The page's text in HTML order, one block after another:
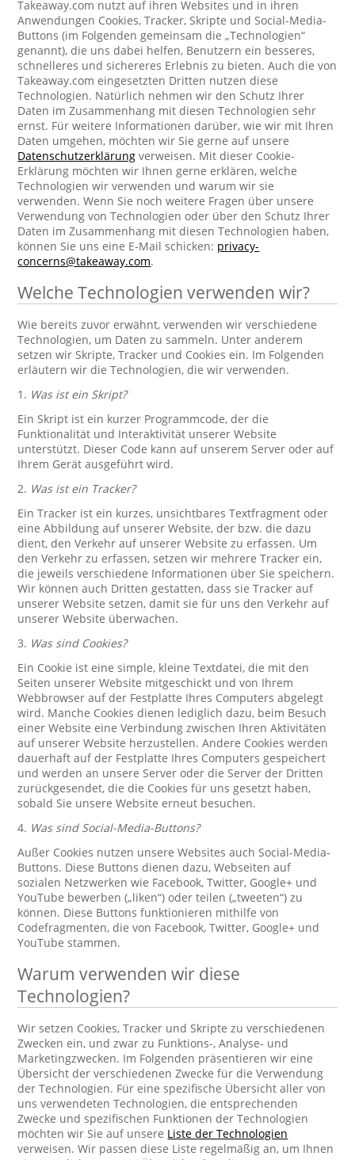
Takeaway.com nutzt auf ihren Websites und in ihren
Anwendungen Cookies, Tracker, Skripte und Social-Media-
Buttons (im Folgenden gemeinsam die „Technologien“
genannt), die uns dabei helfen, Benutzern ein besseres,
schnelleres und sichereres Erlebnis zu bieten. Auch die von
Takeaway.com eingesetzten Dritten nutzen diese
Technologien. Natürlich nehmen wir den Schutz Ihrer
Daten im Zusammenhang mit diesen Technologien sehr
ernst. Für weitere Informationen darüber, wie wir mit Ihren
Daten umgehen, möchten wir Sie gerne auf unsere
Datenschutzerklärung verweisen. Mit dieser Cookie-
Erklärung möchten wir Ihnen gerne erklären, welche
Technologien wir verwenden und warum wir sie
verwenden. Wenn Sie noch weitere Fragen über unsere
Verwendung von Technologien oder über den Schutz Ihrer
Daten im Zusammenhang mit diesen Technologien haben,
können Sie uns eine E-Mail schicken: privacy-
concerns@takeaway.com.
Welche Technologien verwenden wir?
Wie bereits zuvor erwähnt, verwenden wir verschiedene
Technologien, um Daten zu sammeln. Unter anderem
setzen wir Skripte, Tracker und Cookies ein. Im Folgenden
erläutern wir die Technologien, die wir verwenden.
1. Was ist ein Skript?
Ein Skript ist ein kurzer Programmcode, der die
Funktionalität und Interaktivität unserer Website
unterstützt. Dieser Code kann auf unserem Server oder auf
Ihrem Gerät ausgeführt wird.
2. Was ist ein Tracker?
Ein Tracker ist ein kurzes, unsichtbares Textfragment oder
eine Abbildung auf unserer Website, der bzw. die dazu
dient, den Verkehr auf unserer Website zu erfassen. Um
den Verkehr zu erfassen, setzen wir mehrere Tracker ein,
die jeweils verschiedene Informationen über Sie speichern.
Wir können auch Dritten gestatten, dass sie Tracker auf
unserer Website setzen, damit sie für uns den Verkehr auf
unserer Website überwachen.
3. Was sind Cookies?
Ein Cookie ist eine simple, kleine Textdatei, die mit den
Seiten unserer Website mitgeschickt und von Ihrem
Webbrowser auf der Festplatte Ihres Computers abgelegt
wird. Manche Cookies dienen lediglich dazu, beim Besuch
einer Website eine Verbindung zwischen Ihren Aktivitäten
auf unserer Website herzustellen. Andere Cookies werden
dauerhaft auf der Festplatte Ihres Computers gespeichert
und werden an unsere Server oder die Server der Dritten
zurückgesendet, die die Cookies für uns gesetzt haben,
sobald Sie unsere Website erneut besuchen.
4. Was sind Social-Media-Buttons?
Außer Cookies nutzen unsere Websites auch Social-Media-
Buttons. Diese Buttons dienen dazu, Webseiten auf
sozialen Netzwerken wie Facebook, Twitter, Google+ und
YouTube bewerben („liken“) oder teilen („tweeten“) zu
können. Diese Buttons funktionieren mithilfe von
Codefragmenten, die von Facebook, Twitter, Google+ und
YouTube stammen.
Warum verwenden wir diese
Technologien?
Wir setzen Cookies, Tracker und Skripte zu verschiedenen
Zwecken ein, und zwar zu Funktions-, Analyse- und
Marketingzwecken. Im Folgenden präsentieren wir eine
Übersicht der verschiedenen Zwecke für die Verwendung
der Technologien. Für eine spezifische Übersicht aller von
uns verwendeten Technologien, die entsprechenden
Zwecke und spezifischen Funktionen der Technologien
möchten wir Sie auf unsere Liste der Technologien
verweisen. Wir passen diese Liste regelmäßig an, um Ihnen